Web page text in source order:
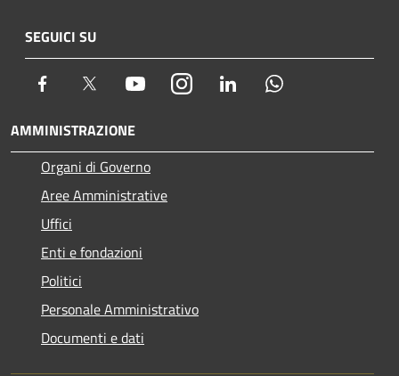
SEGUICI SU
Facebook Twitter YoutubeInstagram LinkedIn
AMMINISTRAZIONE
Organi di Governo
Aree Amministrative
Uffici
Enti e fondazioni
Politici
Personale Amministrativo
Documenti e dati